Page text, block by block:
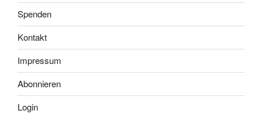
Spenden
Kontakt
Impressum
Abonnieren
Login